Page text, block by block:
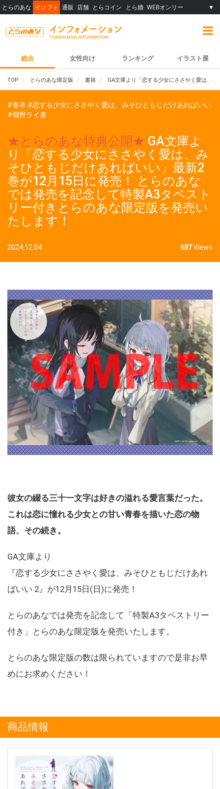
とらのあな インフォ 通販 店舗 とらコイン とら婚 WEBオンリー ▼
総合 女性向け ランキング イラスト展
TOP とらのあな限定版 書籍 GA文庫より「恋する少女にささやく愛は、
#巻羊 #恋する少女にささやく愛は、みそひともじだけあればいい
#畑野ライ麦
★とらのあな特典公開★ GA文庫よ
り「恋する少女にささやく愛は、み
そひともじだけあればいい」最新2
巻が12月15日に発売！ とらのあな
では発売を記念して特製A3タペスト
リー付きとらのあな限定版を発売い
たします！
2024.12.04 687Views
彼女の綴る三十一文字は好きの溢れる愛言葉だった。
これは恋に憧れる少女との甘い青春を描いた恋の物
語、その続き。
GA文庫より
『恋する少女にささやく愛は、みそひともじだけあれ
ばいい 2』が12月15日(日)に発売！
とらのあなでは発売を記念して「特製A3タペストリー
付き」とらのあな限定版を発売いたします。
とらのあな限定版の数は限られていますので是非お早
めにお求めください！
商品情報